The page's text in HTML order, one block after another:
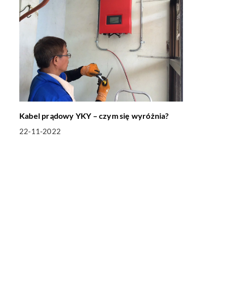
Kabel prądowy YKY – czym się wyróżnia?
22-11-2022